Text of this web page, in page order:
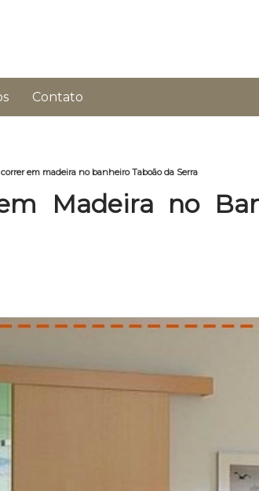
Contato
em madeira no banheiro Taboão da Serra
Madeira no